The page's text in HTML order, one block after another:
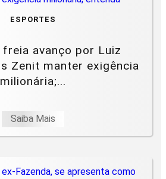
ESPORTES
freia avanço por Luiz
Zenit manter exigência
milionária;...
Saiba Mais